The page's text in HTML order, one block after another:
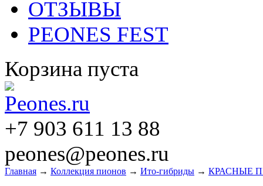
ОТЗЫВЫ
PEONES FEST
Корзина пуста
+7 903 611 13 88
peones@peones.ru
Главная → Коллекция пионов → Ито-гибриды → КРАСНЫЕ